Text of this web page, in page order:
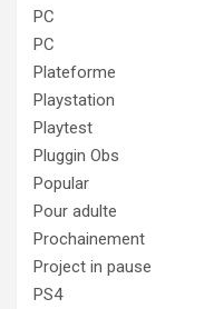
PC
PC
Plateforme
Playstation
Playtest
Pluggin Obs
Popular
Pour adulte
Prochainement
Project in pause
PS4